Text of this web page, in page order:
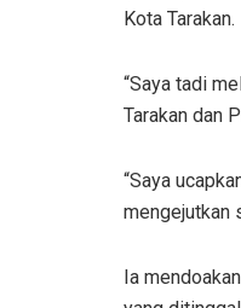
Kota Tarakan.
“Saya tadi
Tarakan dan
“Saya
mengejutkan
Ia